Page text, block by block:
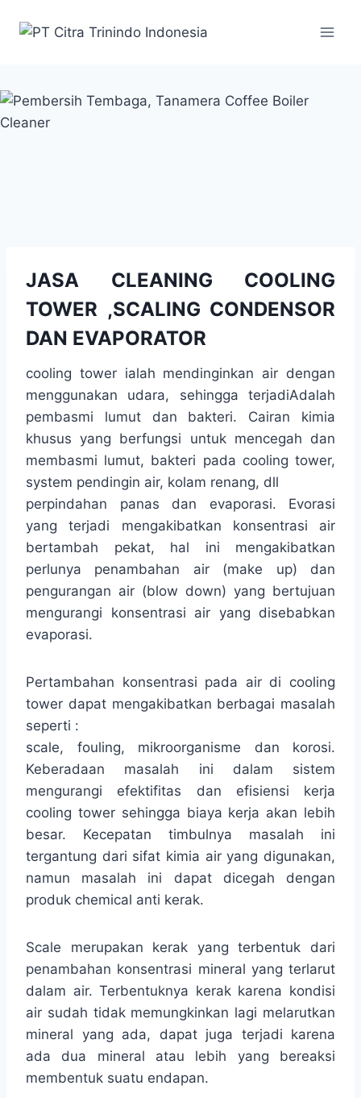
JASA CLEANING COOLING
TOWER ,SCALING CONDENSOR
DAN EVAPORATOR
cooling tower ialah mendinginkan air dengan
menggunakan udara, sehingga terjadiAdalah
pembasmi lumut dan bakteri. Cairan kimia
khusus yang berfungsi untuk mencegah dan
membasmi lumut, bakteri pada cooling tower,
system pendingin air, kolam renang, dll
perpindahan panas dan evaporasi. Evorasi
yang terjadi mengakibatkan konsentrasi air
bertambah pekat, hal ini mengakibatkan
perlunya penambahan air (make up) dan
pengurangan air (blow down) yang bertujuan
mengurangi konsentrasi air yang disebabkan
evaporasi.
Pertambahan konsentrasi pada air di cooling
tower dapat mengakibatkan berbagai masalah
seperti :
scale, fouling, mikroorganisme dan korosi.
Keberadaan masalah ini dalam sistem
mengurangi efektifitas dan efisiensi kerja
cooling tower sehingga biaya kerja akan lebih
besar. Kecepatan timbulnya masalah ini
tergantung dari sifat kimia air yang digunakan,
namun masalah ini dapat dicegah dengan
produk chemical anti kerak.
Scale merupakan kerak yang terbentuk dari
penambahan konsentrasi mineral yang terlarut
dalam air. Terbentuknya kerak karena kondisi
air sudah tidak memungkinkan lagi melarutkan
mineral yang ada, dapat juga terjadi karena
ada dua mineral atau lebih yang bereaksi
membentuk suatu endapan.